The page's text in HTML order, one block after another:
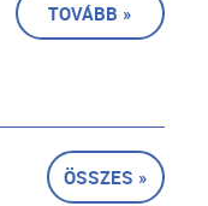
TOVÁBB »
ÖSSZES »